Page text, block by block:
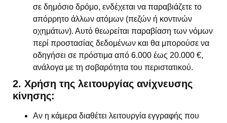
σε δημόσιο δρόμο, ενδέχεται να παραβιάζετε το
απόρρητο άλλων ατόμων (πεζών ή κοντινών
οχημάτων). Αυτό θεωρείται παραβίαση των νόμων
περί προστασίας δεδομένων και θα μπορούσε να
οδηγήσει σε πρόστιμα από 6.000 έως 20.000 €,
ανάλογα με τη σοβαρότητα του περιστατικού.
2. Χρήση της λειτουργίας ανίχνευσης
κίνησης:
Αν η κάμερα διαθέτει λειτουργία εγγραφής που